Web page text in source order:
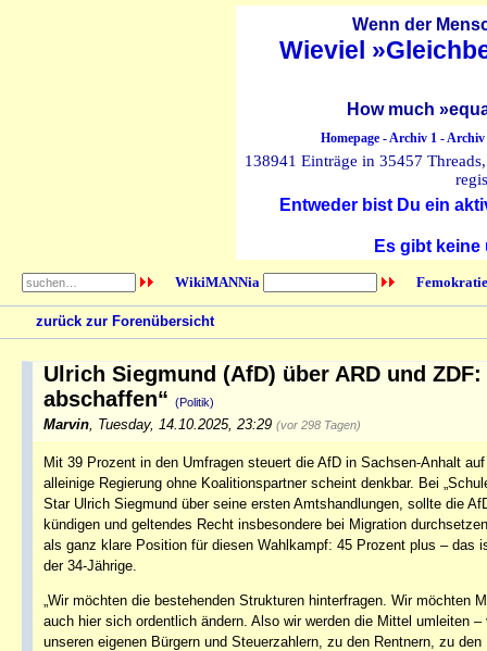
Wenn der
Wieviel
How much
Homepage-Archiv 1-Archiv
138941 Einträge in 35457
Entweder bist Du ein
Es gibt
WikiMANNia
zurück zur Forenübersicht
Ulrich Siegmund (AfD) über ARD und
abschaffen“ (Politik)
Marvin Tuesday, 14.10.2025, 23:29 (vor 298 Tagen)
Mit 39 Prozent in den Umfragen steuert die AfD in Sachsen-Anhalt
alleinige Regierung ohne Koalitionspartner scheint denkbar. Bei
Star Ulrich Siegmund über seine ersten Amtshandlungen, sollte die
kündigen und geltendes Recht insbesondere bei Migration
als ganz klare Position für diesen Wahlkampf: 45 Prozent plus – das
der 34-Jährige.
„Wir möchten die bestehenden Strukturen hinterfragen. Wir
auch hier sich ordentlich ändern. Also wir werden die Mittel umleiten
unseren eigenen Bürgern und Steuerzahlern, zu den Rentnern, zu